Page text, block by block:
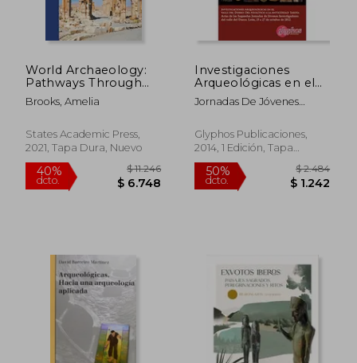
dcto. $ 5.539 dcto.
World Archaeology:
Pathways Through
Time (en Inglés)
Brooks, Amelia
States Academic Press,
2021, Tapa Dura, Nuevo
Investigaciones
Arqueológicas en el
Valle del Duero: Del
Neolítico a la
Actas de las ii
Jornadas de Jóvenes
Del 25 al 27 de
Octubre de 2012,
Jornadas De Jóvenes
Del Duero
Glyphos Publicaciones,
2014, 1 Edición, Tapa
Blanda, Nuevo